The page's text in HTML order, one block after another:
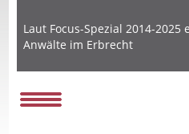
Laut Focus-Spezial 2014-
Anwälte im Erbrecht